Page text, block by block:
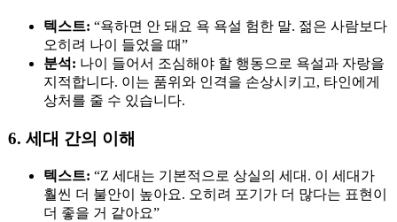
텍스트: “욕하면 안 돼요 욕 욕설 험한 말. 젊은 사람보다
오히려 나이 들었을 때”
분석: 나이 들어서 조심해야 할 행동으로 욕설과 자랑을
지적합니다. 이는 품위와 인격을 손상시키고, 타인에게
상처를 줄 수 있습니다.
6. 세대 간의 이해
텍스트: “Z 세대는 기본적으로 상실의 세대. 이 세대가
훨씬 더 불안이 높아요. 오히려 포기가 더 많다는 표현이
더 좋을 거 같아요”